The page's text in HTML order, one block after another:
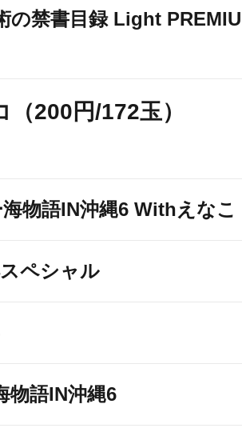
の禁書目録 Light
（200円/172玉）
物語IN沖縄6 Withえなこ
ペシャル
物語IN沖縄6